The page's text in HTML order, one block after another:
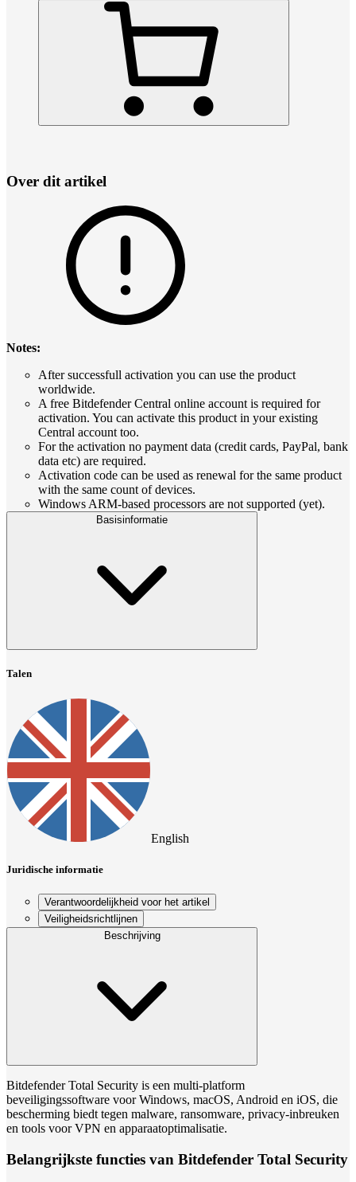
Over dit artikel
Notes:
After successfull activation you can use the product
worldwide.
A free Bitdefender Central online account is required for
activation. You can activate this product in your existing
Central account too.
For the activation no payment data (credit cards, PayPal, bank
data etc) are required.
Activation code can be used as renewal for the same product
with the same count of devices.
Windows ARM-based processors are not supported (yet).
Basisinformatie
Talen
English
Juridische informatie
Verantwoordelijkheid voor het artikel
Veiligheidsrichtlijnen
Beschrijving
Bitdefender Total Security is een multi-platform
beveiligingssoftware voor Windows, macOS, Android en iOS, die
bescherming biedt tegen malware, ransomware, privacy-inbreuken
en tools voor VPN en apparaatoptimalisatie.
Belangrijkste functies van Bitdefender Total Security